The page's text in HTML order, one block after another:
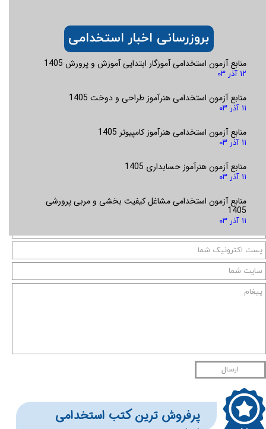
ارسال
منابع آزمون استخدامی آموزگار ابتدایی آموزش و پرورش 1405
۱۲ آذر ۰۳
منابع آزمون استخدامی هنرآموز طراحی و دوخت 1405
۱۱ آذر ۰۳
منابع آزمون استخدامی هنرآموز کامپیوتر 1405
۱۱ آذر ۰۳
منابع آزمون هنرآموز حسابداری 1405
۱۱ آذر ۰۳
منابع آزمون استخدامی مشاغل کیفیت بخشی و مربی پرورشی
1405
۱۱ آذر ۰۳
بروزرسانی اخبار استخدامی
​​​پرفروش ترین کتب استخدامی